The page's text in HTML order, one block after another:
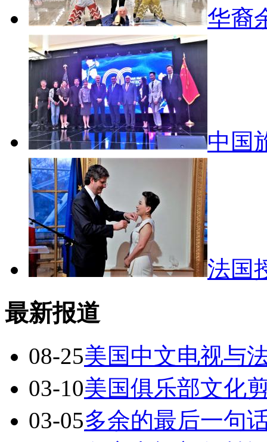
华裔
中国
法国
最新报道
08-25美国中文电视与
03-10美国俱乐部文化
03-05多余的最后一句